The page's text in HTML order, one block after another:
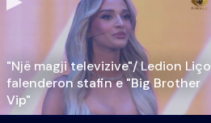
"Një magji televizive"/ Ledion Liço
falenderon stafin e "Big Brother
Vip"